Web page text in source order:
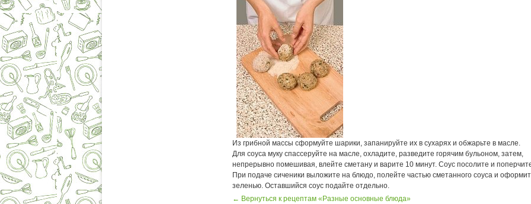
Из грибной массы сформуйте шарики, запанируйте их в сухарях и обжарьте в масле.
Для соуса муку спассеруйте на масле, охладите, разведите горячим бульоном, затем,
непрерывно помешивая, влейте сметану и варите 10 минут. Соус посолите и
При подаче сиченики выложите на блюдо, полейте частью сметанного соуса и
зеленью. Оставшийся соус подайте отдельно.
← Вернуться к рецептам «Разные основные блюда»